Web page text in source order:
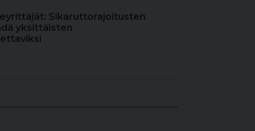
Sikaruttorajoitusten
yksittäisten